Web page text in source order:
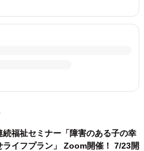
続福祉セミナー「障害のある子の幸
ライフプラン」 Zoom開催！ 7/23開